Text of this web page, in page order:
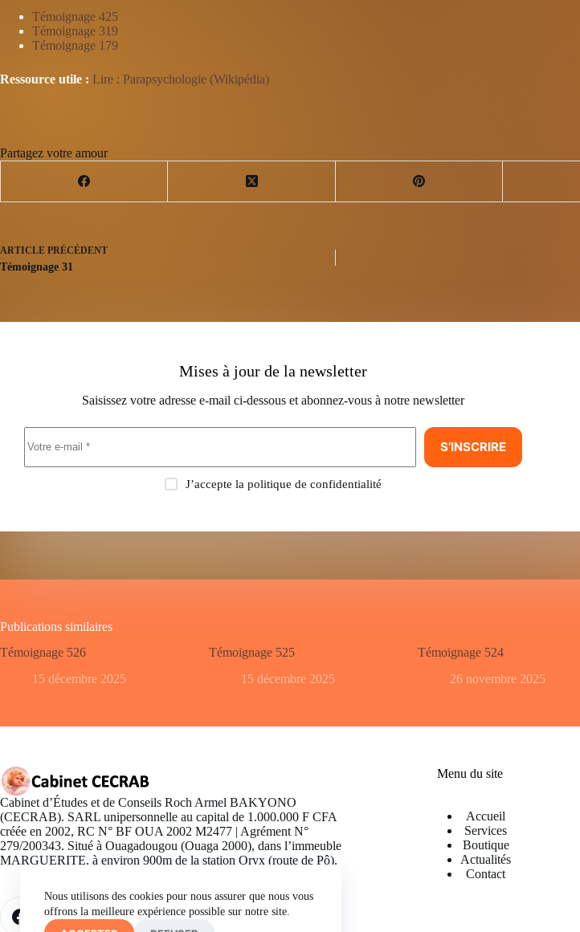
Nous utilisons des cookies pour nous assurer que nous vous
offrons la meilleure expérience possible sur notre site.
Témoignage 425
Témoignage 319
Témoignage 179
Ressource utile : Lire : Parapsychologie (Wikipédia)
Partagez votre amour
ARTICLE PRÉCÉDENT
Témoignage 31
Mises à jour de la newsletter
Saisissez votre adresse e-mail ci-dessous et abonnez-vous à notre newsletter
S’INSCRIRE
J’accepte la politique de confidentialité
Publications similaires
Témoignage 526
15 décembre 2025
Témoignage 525
15 décembre 2025
Témoignage 524
26 novembre 2025
Cabinet d’Études et de Conseils Roch Armel BAKYONO
(CECRAB). SARL unipersonnelle au capital de 1.000.000 F CFA
créée en 2002, RC N° BF OUA 2002 M2477 | Agrément N°
279/200343. Situé à Ouagadougou (Ouaga 2000), dans l’immeuble
MARGUERITE, à environ 900m de la station Oryx (route de Pô).
Menu du site
Accueil
Services
Boutique
Actualités
Contact